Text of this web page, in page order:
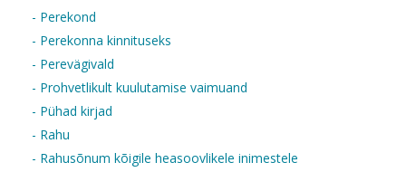
- Perekond
- Perekonna kinnituseks
- Perevägivald
- Prohvetlikult kuulutamise vaimuand
- Pühad kirjad
- Rahu
- Rahusõnum kõigile heasoovlikele inimestele